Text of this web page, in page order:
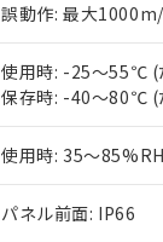
誤動作: 最大
使用時: -25～55℃ (
保存時: -40～80℃ (
使用時: 35～85%RH
パネル前面: IP66